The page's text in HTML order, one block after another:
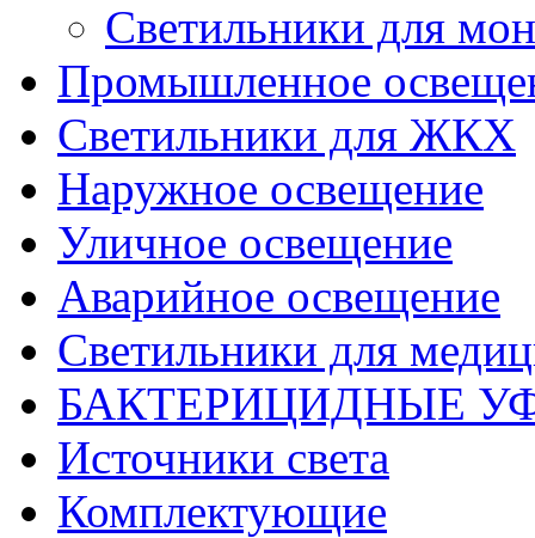
Светильники для
Промышленное
Светильники для ЖКХ
Наружное освещение
Уличное освещение
Аварийное освещение
Светильники для
БАКТЕРИЦИДНЫЕ
Источники света
Комплектующие